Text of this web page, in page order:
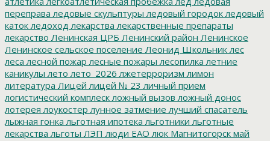
переправа ледовые скульптуры ледовый городок ледовый
каток ледоход лекарства лекарственные препараты
лекарство Ленинская ЦРБ Ленинский район Ленинское
Ленинское сельское поселение Леонид Школьник лес
леса лесной пожар лесные пожары лесопилка летние
каникулы лето лето_2026 лжетерроризм лимон
литература Лицей лицей № 23 личный прием
логистический комплеск ложный вызов ложный донос
лотерея лоукостер лунное затмение лучший спасатель
лыжная гонка льготная ипотека льготники льготные
лекарства льготы ЛЭП люди ЕАО люк Магнитогорск май